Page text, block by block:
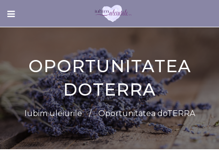
OPORTUNITATEA
DOTERRA
Iubim uleiurile / Oportunitatea doTERRA